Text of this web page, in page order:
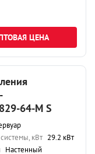
ЦЕНА
64-М S
кВт 29.2 кВт
Настенный